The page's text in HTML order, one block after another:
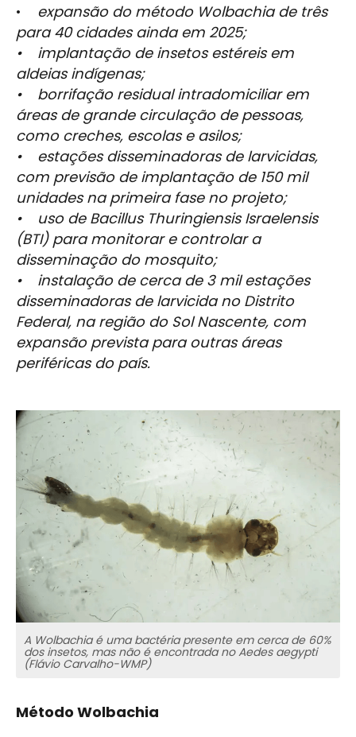
• expansão do método Wolbachia de três
para 40 cidades ainda em 2025;
• implantação de insetos estéreis em
aldeias indígenas;
• borrifação residual intradomiciliar em
áreas de grande circulação de pessoas,
como creches, escolas e asilos;
• estações disseminadoras de larvicidas,
com previsão de implantação de 150 mil
unidades na primeira fase no projeto;
• uso de Bacillus Thuringiensis Israelensis
(BTI) para monitorar e controlar a
disseminação do mosquito;
• instalação de cerca de 3 mil estações
disseminadoras de larvicida no Distrito
Federal, na região do Sol Nascente, com
expansão prevista para outras áreas
periféricas do país.
A Wolbachia é uma bactéria presente em cerca de 60%
dos insetos, mas não é encontrada no Aedes aegypti
(Flávio Carvalho-WMP)
Método Wolbachia